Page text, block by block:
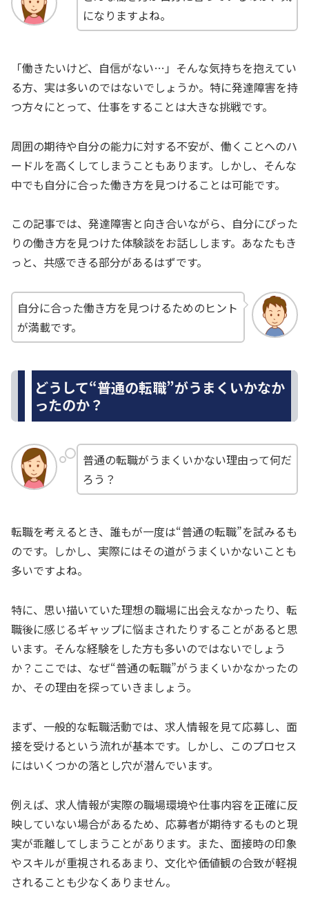
になりますよね。
「働きたいけど、自信がない…」そんな気持ちを抱えてい
る方、実は多いのではないでしょうか。特に発達障害を持
つ方々にとって、仕事をすることは大きな挑戦です。
周囲の期待や自分の能力に対する不安が、働くことへのハ
ードルを高くしてしまうこともあります。しかし、そんな
中でも自分に合った働き方を見つけることは可能です。
この記事では、発達障害と向き合いながら、自分にぴった
りの働き方を見つけた体験談をお話しします。あなたもき
っと、共感できる部分があるはずです。
自分に合った働き方を見つけるためのヒント
が満載です。
どうして“普通の転職”がうまくいかなか
ったのか？
普通の転職がうまくいかない理由って何だ
ろう？
転職を考えるとき、誰もが一度は“普通の転職”を試みるも
のです。しかし、実際にはその道がうまくいかないことも
多いですよね。
特に、思い描いていた理想の職場に出会えなかったり、転
職後に感じるギャップに悩まされたりすることがあると思
います。そんな経験をした方も多いのではないでしょう
か？ここでは、なぜ“普通の転職”がうまくいかなかったの
か、その理由を探っていきましょう。
まず、一般的な転職活動では、求人情報を見て応募し、面
接を受けるという流れが基本です。しかし、このプロセス
にはいくつかの落とし穴が潜んでいます。
例えば、求人情報が実際の職場環境や仕事内容を正確に反
映していない場合があるため、応募者が期待するものと現
実が乖離してしまうことがあります。また、面接時の印象
やスキルが重視されるあまり、文化や価値観の合致が軽視
されることも少なくありません。